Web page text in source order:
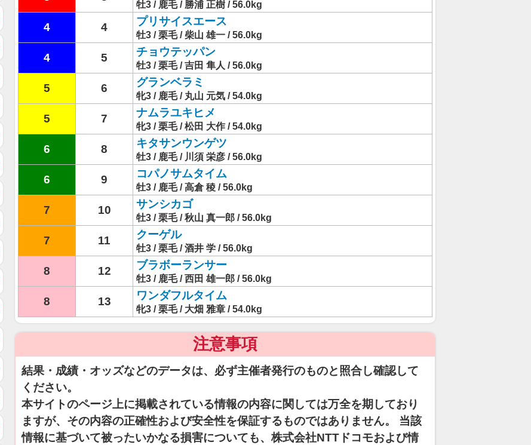
牡3 / 鹿毛 / 勝浦 正樹 / 56.0kg
4 4 プリサイスエース
牡3 / 栗毛 / 柴山 雄一 / 56.0kg
4 5 チョウテッパン
牡3 / 栗毛 / 吉田 隼人 / 56.0kg
5 6 グランベラミ
牝3 / 鹿毛 / 丸山 元気 / 54.0kg
5 7 ナムラユキヒメ
牝3 / 栗毛 / 松田 大作 / 54.0kg
6 8 キタサンウンゲツ
牡3 / 鹿毛 / 川須 栄彦 / 56.0kg
6 9 コパノサムタイム
牡3 / 鹿毛 / 高倉 稜 / 56.0kg
7 10 サンシカゴ
牡3 / 栗毛 / 秋山 真一郎 / 56.0kg
7 11 クーゲル
牡3 / 栗毛 / 酒井 学 / 56.0kg
8 12 ブラボーランサー
牡3 / 鹿毛 / 西田 雄一郎 / 56.0kg
8 13 ワンダフルタイム
牝3 / 栗毛 / 大畑 雅章 / 54.0kg
注意事項
結果・成績・オッズなどのデータは、必ず主催者発行のものと照合し確認して
ください。
本サイトのページ上に掲載されている情報の内容に関しては万全を期しており
ますが、その内容の正確性および安全性を保証するものではありません。 当該
情報に基づいて被ったいかなる損害についても、株式会社NTTドコモおよび情